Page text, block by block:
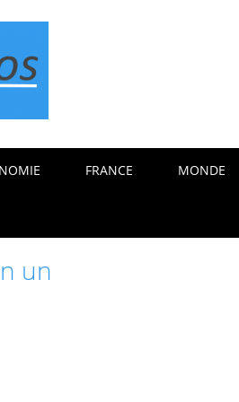
FRANCE MONDE
un